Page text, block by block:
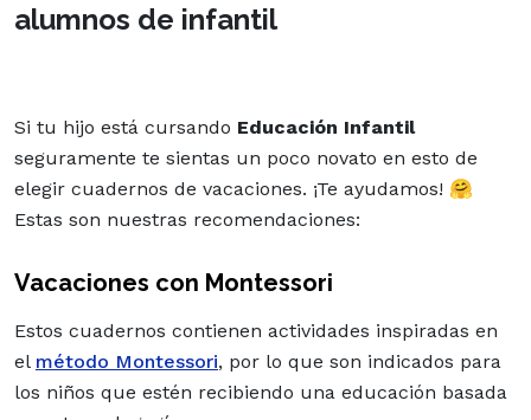
alumnos de infantil
Si tu hijo está cursando Educación Infantil
seguramente te sientas un poco novato en esto de
elegir cuadernos de vacaciones. ¡Te ayudamos! 🤗
Estas son nuestras recomendaciones:
Vacaciones con Montessori
Estos cuadernos contienen actividades inspiradas en
el método Montessori, por lo que son indicados para
los niños que estén recibiendo una educación basada